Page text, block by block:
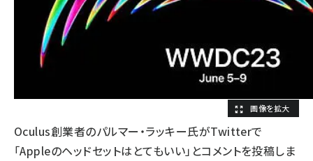
Oculus創業者のパルマー・ラッキー氏がTwitterで
「Appleのヘッドセットはとてもいい」とコメントを投稿しま